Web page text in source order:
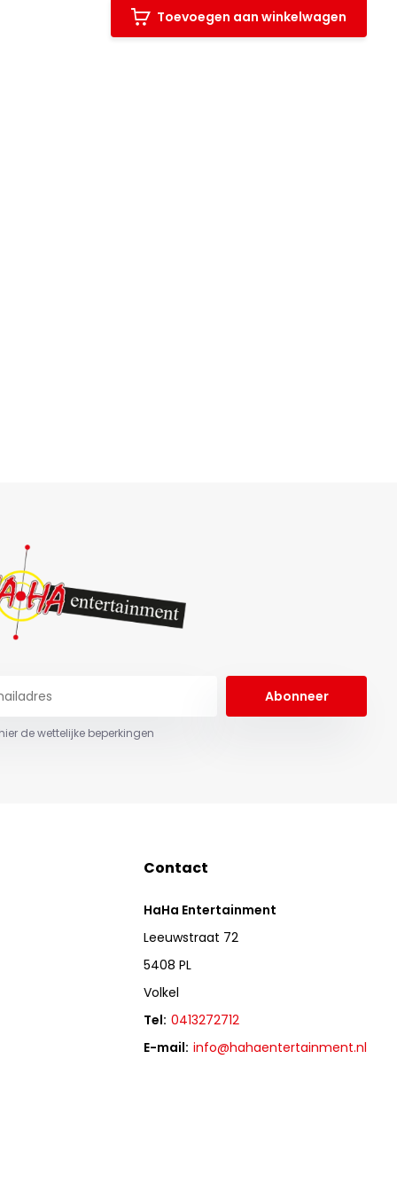
Toevoegen aan winkelwagen
Abonneer
de wettelijke beperkingen
Contact
HaHa Entertainment
Leeuwstraat 72
5408 PL
Volkel
Tel: 0413272712
E-mail: info@hahaentertainment.nl